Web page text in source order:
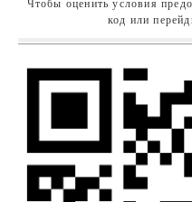
Чтобы оценить условия
код или